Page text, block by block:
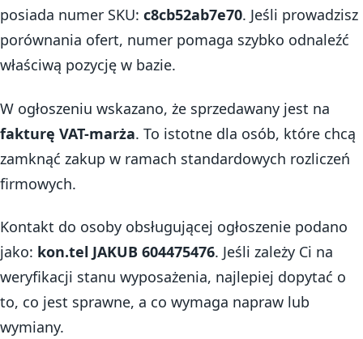
posiada numer SKU: c8cb52ab7e70. Jeśli prowadzisz
porównania ofert, numer pomaga szybko odnaleźć
właściwą pozycję w bazie.
W ogłoszeniu wskazano, że sprzedawany jest na
fakturę VAT-marża. To istotne dla osób, które chcą
zamknąć zakup w ramach standardowych rozliczeń
firmowych.
Kontakt do osoby obsługującej ogłoszenie podano
jako: kon.tel JAKUB 604475476. Jeśli zależy Ci na
weryfikacji stanu wyposażenia, najlepiej dopytać o
to, co jest sprawne, a co wymaga napraw lub
wymiany.